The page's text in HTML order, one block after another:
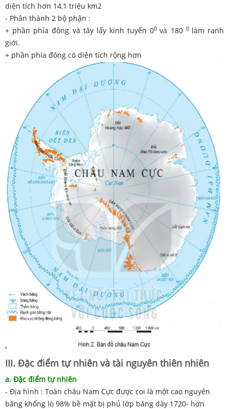
diện tích hơn 14,1 triệu km2
- Phân thành 2 bộ phận :
+ phần phía đông và tây lấy kinh tuyến 00và 180 0 làm ranh
giới.
+ phần phía đông có diện tích rộng hơn
III. Đặc điểm tự nhiên và tài nguyên thiên nhiên
a. Đặc điểm tự nhiên
- Địa hình : Toàn châu Nam Cực được coi là một cao nguyên
băng khổng lò 98% bề mặt bị phủ lớp băng dày 1720- hơn